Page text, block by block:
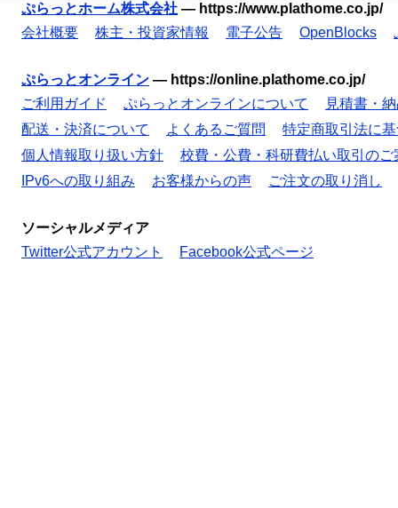
ぷらっとホーム株式会社 — https://www.plathome.co.jp/
会社概要
株主・投資家情報 電子公告 OpenBlocks
ぷらっとオンライン — https://online.plathome.co.jp/
ご利用ガイド
ぷらっとオンラインについて
見積書・
配送・決済について
よくあるご質問
特定商取引法に
個人情報取り扱い方針
校費・公費・科研費払い取引のご
IPv6への取り組み
お客様からの声 ご注文の取り消し
ソーシャルメディア
Twitter公式アカウント
Facebook公式ページ